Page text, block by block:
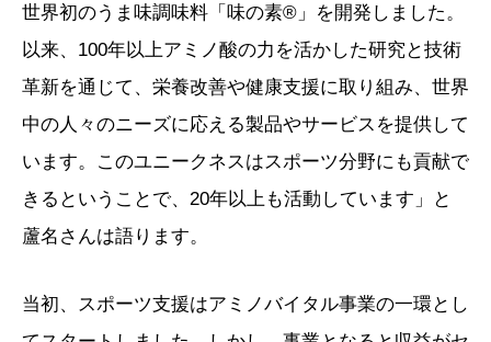
世界初のうま味調味料「味の素®」を開発しました。
以来、100年以上アミノ酸の力を活かした研究と技術
革新を通じて、栄養改善や健康支援に取り組み、世界
中の人々のニーズに応える製品やサービスを提供して
います。このユニークネスはスポーツ分野にも貢献で
きるということで、20年以上も活動しています」と
蘆名さんは語ります。
当初、スポーツ支援はアミノバイタル事業の一環とし